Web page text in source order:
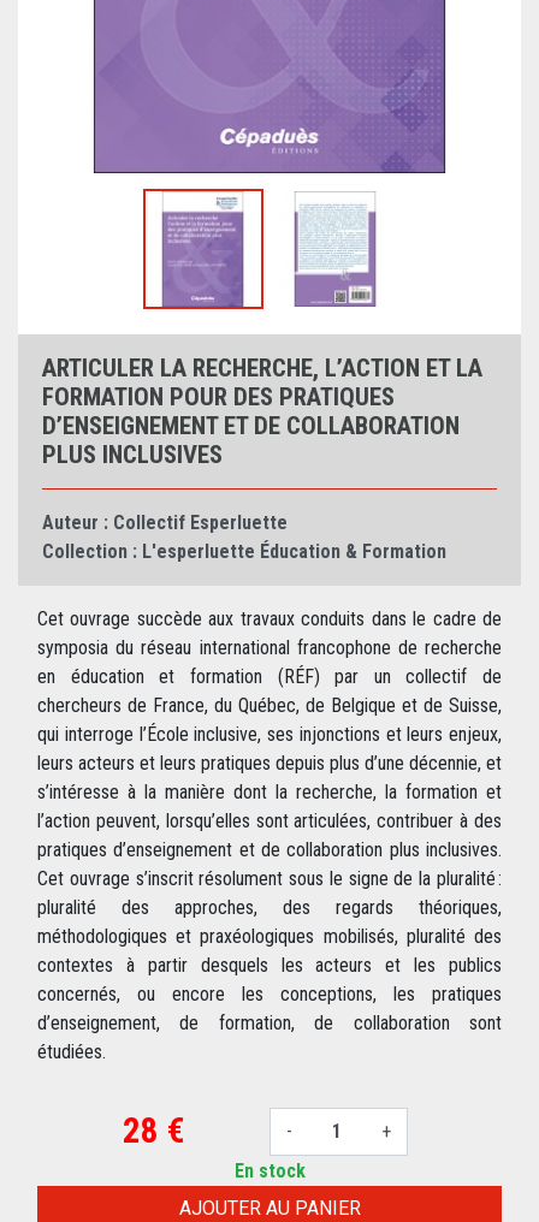
ARTICULER LA RECHERCHE, L’ACTION ET LA
FORMATION POUR DES PRATIQUES
D’ENSEIGNEMENT ET DE COLLABORATION
PLUS INCLUSIVES
Auteur : Collectif Esperluette
Collection : L'esperluette Éducation & Formation
Cet ouvrage succède aux travaux conduits dans le cadre de
symposia du réseau international francophone de recherche
en éducation et formation (RÉF) par un collectif de
chercheurs de France, du Québec, de Belgique et de Suisse,
qui interroge l’École inclusive, ses injonctions et leurs enjeux,
leurs acteurs et leurs pratiques depuis plus d’une décennie, et
s’intéresse à la manière dont la recherche, la formation et
l’action peuvent, lorsqu’elles sont articulées, contribuer à des
pratiques d’enseignement et de collaboration plus inclusives.
Cet ouvrage s’inscrit résolument sous le signe de la pluralité :
pluralité des approches, des regards théoriques,
méthodologiques et praxéologiques mobilisés, pluralité des
contextes à partir desquels les acteurs et les publics
concernés, ou encore les conceptions, les pratiques
d’enseignement, de formation, de collaboration sont
étudiées.
28 € - +
AJOUTER AU PANIER
En stock